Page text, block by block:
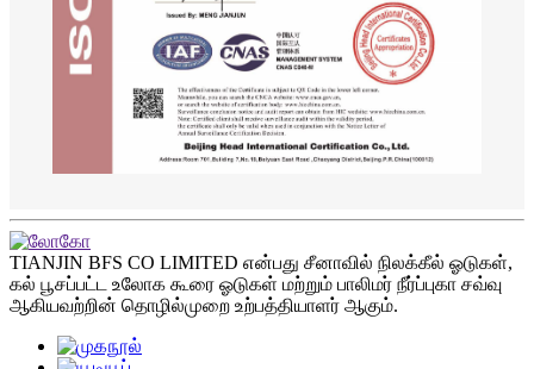
TIANJIN BFS CO LIMITED என்பது சீனாவில் நிலக்கீல் ஓடுகள்,
கல் பூசப்பட்ட உலோக கூரை ஓடுகள் மற்றும் பாலிமர் நீர்ப்புகா சவ்வு
ஆகியவற்றின் தொழில்முறை உற்பத்தியாளர் ஆகும்.